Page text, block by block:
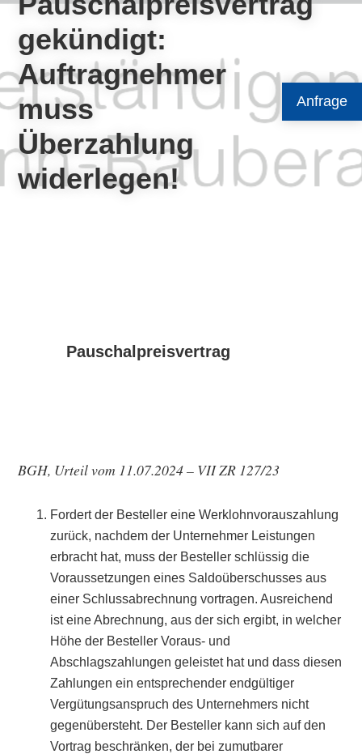
Anfrage
gekündigt:
Auftragnehmer
muss
Überzahlung
widerlegen!
Pauschalpreisvertrag
BGH, Urteil vom 11.07.2024 – VII ZR 127/23
Fordert der Besteller eine Werklohnvorauszahlung
zurück, nachdem der Unternehmer Leistungen
erbracht hat, muss der Besteller schlüssig die
Voraussetzungen eines Saldoüberschusses aus
einer Schlussabrechnung vortragen. Ausreichend
ist eine Abrechnung, aus der sich ergibt, in welcher
Höhe der Besteller Voraus- und
Abschlagszahlungen geleistet hat und dass diesen
Zahlungen ein entsprechender endgültiger
Vergütungsanspruch des Unternehmers nicht
gegenübersteht. Der Besteller kann sich auf den
Vortrag beschränken, der bei zumutbarer